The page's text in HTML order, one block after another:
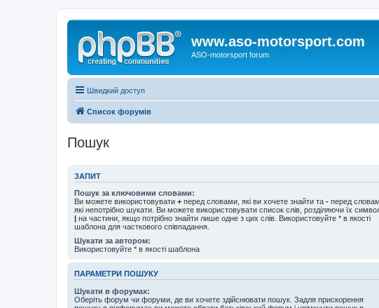
www.aso-motorsport.com
ASO-motorsport forum
Швидкий доступ
Список форумів
Пошук
ЗАПИТ
Пошук за ключовими словами:
Ви можете використовувати + перед словами, які ви хочете знайти та - перед
які непотрібно шукати. Ви можете використовувати список слів, розділяючи їх
| на частини, якщо потрібно знайти лише одне з цих слів. Використовуйте * в якості
шаблона для часткового співпадання.
Шукати за автором:
Використовуйте * в якості шаблона
ПАРАМЕТРИ ПОШУКУ
Шукати в форумах:
Оберіть форум чи форуми, де ви хочете здійснювати пошук. Задля прискорення